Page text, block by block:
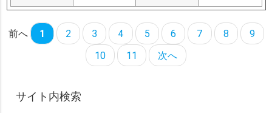
前へ 1 2 3 4 5 6 7 8
9
10
11 次へ
サイト内検索